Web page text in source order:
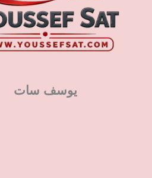
يوسف سات